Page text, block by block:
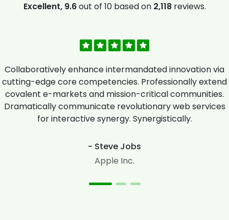
Excellent, 9.6out of 10 based on 2,118reviews.
Collaboratively enhance intermandated innovation via
cutting-edge core competencies. Professionally extend
covalent e-markets and mission-critical communities.
Dramatically communicate revolutionary web services
for interactive synergy. Synergistically.
- Steve Jobs
Apple Inc.